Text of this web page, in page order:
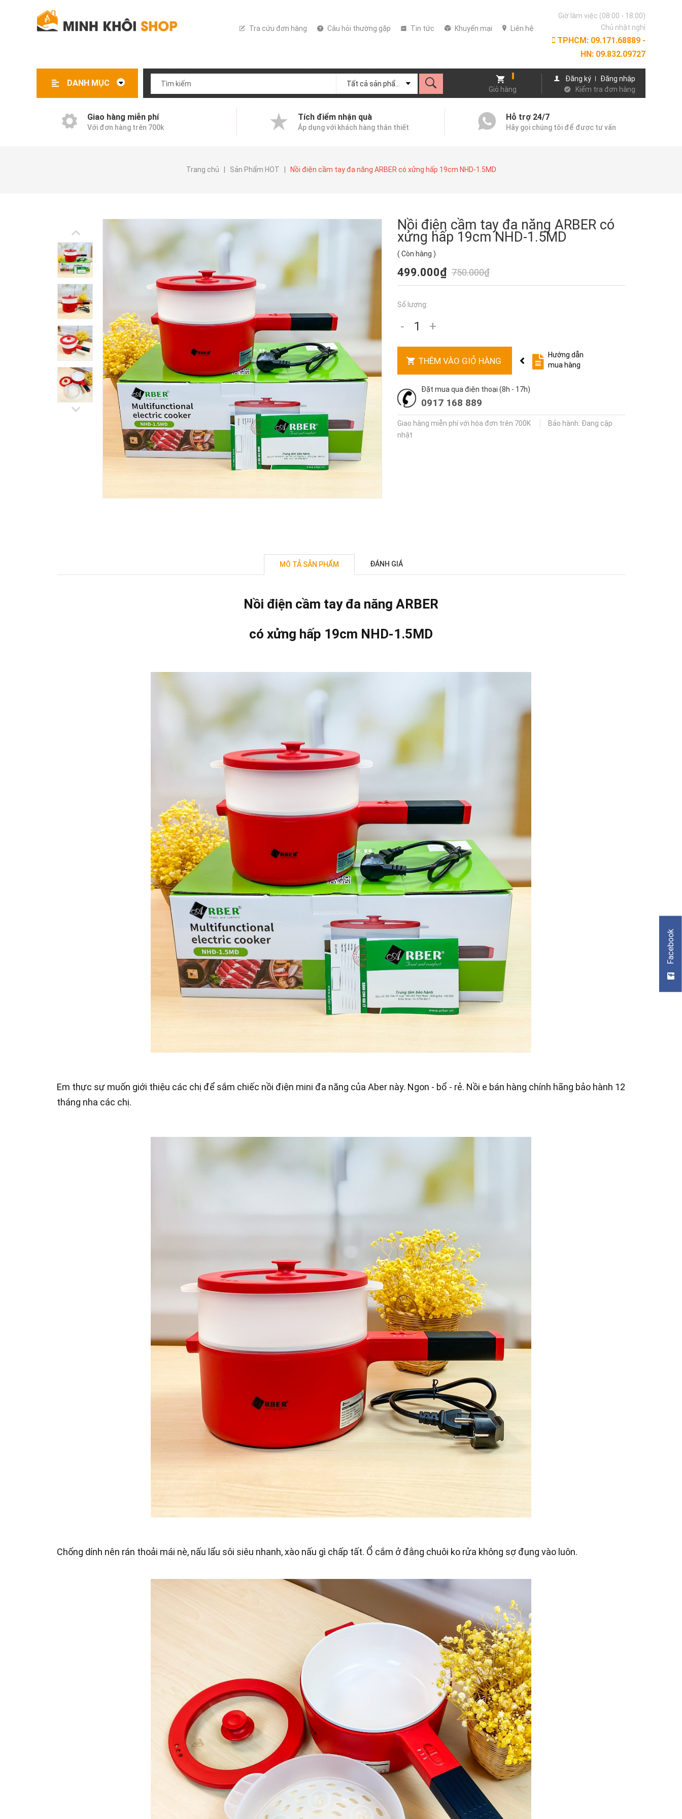
Tra cứu đơn hàng Câu hỏi thường gặp Tin tức Khuyến mại Liên hệ
Giờ làm việc (08:00 - 18:00)
Chủ nhật nghỉ
TPHCM: 09.171.68889 -
HN: 09.832.09727
DANH MỤC
Giỏ hàng
Đăng ký
Đăng nhập
Kiểm tra đơn hàng
Giao hàng miễn phí
Với đơn hàng trên 700k
Tích điểm nhận quà
Áp dụng với khách hàng thân thiết
Hỗ trợ 24/7
Hãy gọi chúng tôi để được tư vấn
Trang chủ Sản Phẩm HOT Nồi điện cầm tay đa năng ARBER có xửng hấp 19cm NHD-1.5MD
Nồi điện cầm tay đa năng ARBER có
xửng hấp 19cm NHD-1.5MD
( Còn hàng )
499.000₫ 750.000₫
Số lượng:
- +
THÊM VÀO GIỎ HÀNG
Hướng dẫn
mua hàng
Đặt mua qua điện thoại (8h - 17h)
0917 168 889
Giao hàng miễn phí với hóa đơn trên 700K
Bảo hành: Đang cập
nhật
MÔ TẢ SẢN PHẨM ĐÁNH GIÁ
Nồi điện cầm tay đa năng ARBER
có xửng hấp 19cm NHD-1.5MD
Em thực sự muốn giới thiệu các chị để sắm chiếc nồi điện mini đa năng của Aber này. Ngon - bổ - rẻ. Nồi e bán hàng chính hãng bảo hành 12
tháng nha các chị.
Chống dính nên rán thoải mái nè, nấu lẩu sôi siêu nhanh, xào nấu gì chấp tất. Ổ cắm ở đằng chuôi ko rửa không sợ đụng vào luôn.
Facebook